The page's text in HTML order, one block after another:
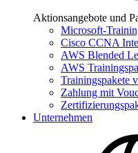
Aktionsangebote und
Microsoft-
Cisco CCNA
AWS Blended
AWS
Trainingspakete
Zahlung mit
Unternehmen